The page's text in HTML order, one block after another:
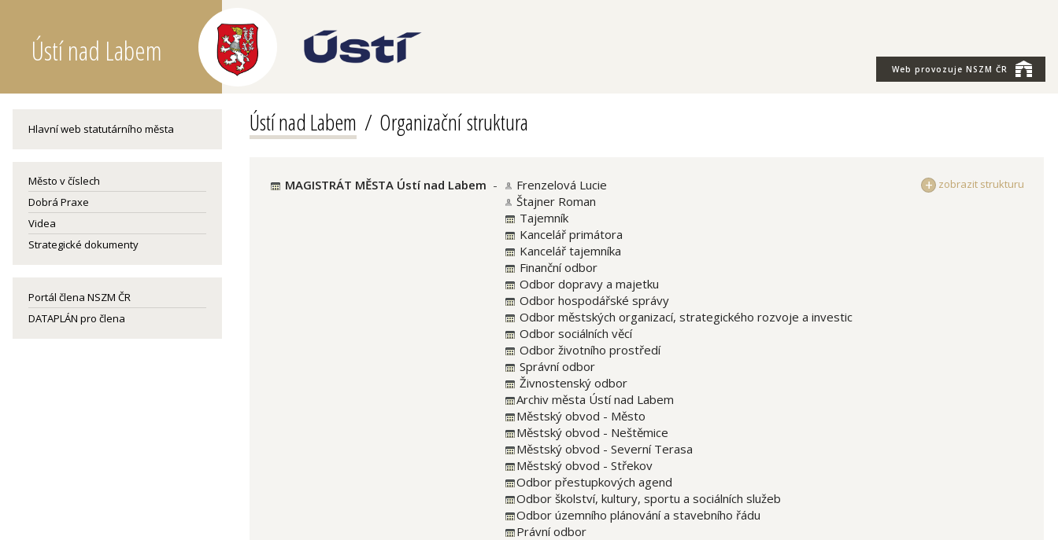
Ústí nad Labem
Web provozuje NSZM ČR
Hlavní web statutárního města
Město v číslech
Dobrá Praxe
Videa
Strategické dokumenty
Portál člena NSZM ČR
DATAPLÁN pro člena
Ústí nad Labem Organizační struktura
zobrazit strukturu
MAGISTRÁT MĚSTA Ústí nad Labem -
Frenzelová Lucie
Štajner Roman
Tajemník
Kancelář primátora
Kancelář tajemníka
Finanční odbor
Odbor dopravy a majetku
Odbor hospodářské správy
Odbor městských organizací, strategického rozvoje a investic
Odbor sociálních věcí
Odbor životního prostředí
Správní odbor
Živnostenský odbor
Archiv města Ústí nad Labem
Městský obvod - Město
Městský obvod - Neštěmice
Městský obvod - Severní Terasa
Městský obvod - Střekov
Odbor přestupkových agend
Odbor školství, kultury, sportu a sociálních služeb
Odbor územního plánování a stavebního řádu
Právní odbor